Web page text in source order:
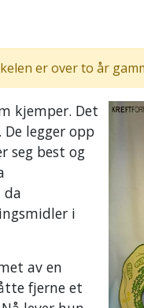
er over to år
kjemper. Det
legger opp
seg best og
da
i
av en
fjerne et